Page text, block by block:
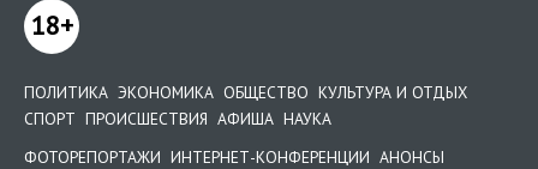
18+
ПОЛИТИКА ЭКОНОМИКА ОБЩЕСТВО КУЛЬТУРА И ОТДЫХ
СПОРТ ПРОИСШЕСТВИЯ АФИША НАУКА
ФОТОРЕПОРТАЖИ ИНТЕРНЕТ-КОНФЕРЕНЦИИ АНОНСЫ